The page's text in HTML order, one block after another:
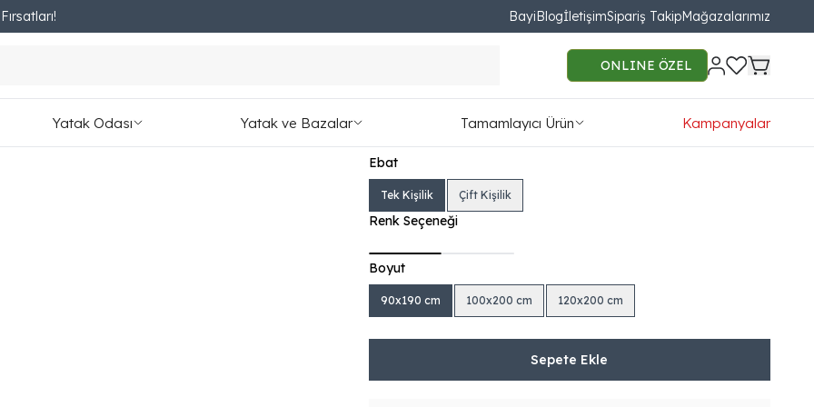
BayiBlogİletişimSipariş TakipMağazalarımız
ONLINE ÖZEL
Yatak Odası Yatak ve Bazalar Tamamlayıcı Ürün Kampanyalar
1,287.78TL'den başlayan taksit seçenekleri
Ebat
Tek Kişilik Çift Kişilik
Renk Seçeneği
Boyut
90x190 cm 100x200 cm 120x200 cm
Sepete Ekle